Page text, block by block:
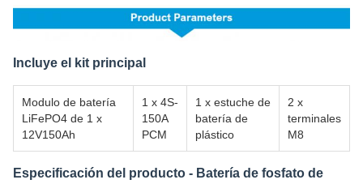
Incluye el kit principal
Modulo de batería
LiFePO4 de 1 x
12V150Ah
1 x 4S-
150A
PCM
1 x estuche de
batería de
plástico
2 x
terminales
M8
Especificación del producto - Batería de fosfato de